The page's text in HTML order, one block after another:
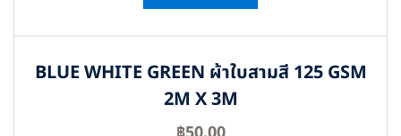
BLUE WHITE GREEN ผ้าใบสามสี 125 GSM
2M X 3M